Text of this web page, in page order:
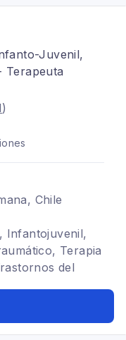
Juvenil,
Terapeuta
)
Chile
Infantojuvenil,
Terapia
del
de la